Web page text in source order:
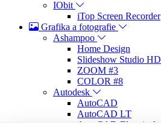
IObit
iTop Screen Recorder
Grafika a fotografie
Ashampoo
Home Design
Slideshow Studio HD
ZOOM #3
COLOR #8
Autodesk
AutoCAD
AutoCAD LT
AutoCAD Electrical